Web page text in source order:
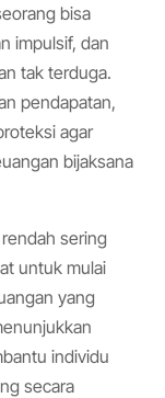
bisa
impulsif, dan
tak terduga.
pendapatan,
agar
bijaksana
sering
untuk mulai
yang
individu
secara